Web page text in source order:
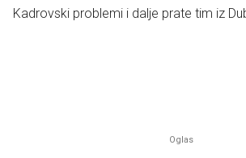
Kadrovski problemi i dalje prate tim iz